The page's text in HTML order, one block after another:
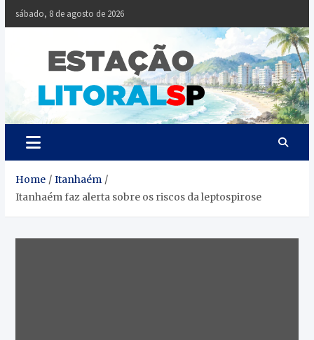
Skip
sábado, 8 de agosto de 2026
Litoral
Notícias da
Baixada Santista
Home
Itanhaém
Itanhaém faz alerta sobre os riscos da leptospirose